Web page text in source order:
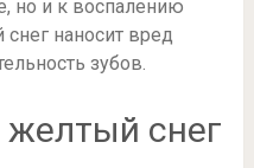
но и к воспалению
наносит вред
зубов.
снег